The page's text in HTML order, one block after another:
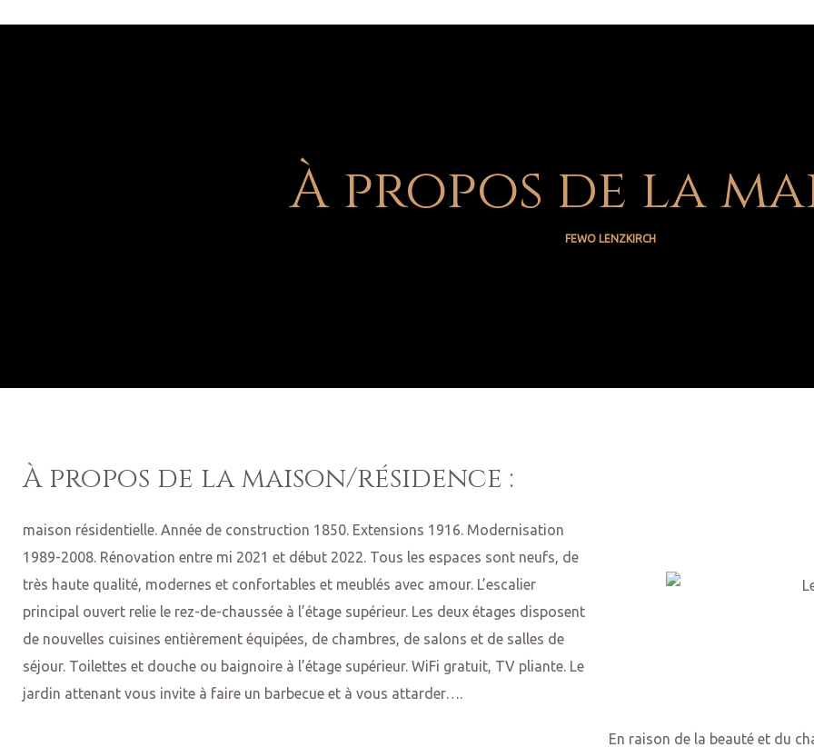
À propos de la
FEWO LENZKIRCH
À propos de la maison/résidence :
maison résidentielle. Année de construction 1850. Extensions 1916. Modernisation
1989-2008. Rénovation entre mi 2021 et début 2022. Tous les espaces sont neufs, de
très haute qualité, modernes et confortables et meublés avec amour. L’escalier
principal ouvert relie le rez-de-chaussée à l’étage supérieur. Les deux étages disposent
de nouvelles cuisines entièrement équipées, de chambres, de salons et de salles de
séjour. Toilettes et douche ou baignoire à l’étage supérieur. WiFi gratuit, TV pliante. Le
jardin attenant vous invite à faire un barbecue et à vous attarder….
En raison de la beauté et du